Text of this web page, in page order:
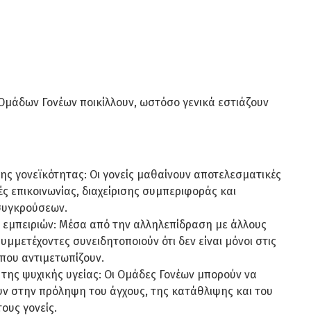
Γονέων ποικίλλουν, ωστόσο γενικά εστιάζουν
γονεϊκότητας: Οι γονείς μαθαίνουν αποτελεσματικές
επικοινωνίας, διαχείρισης συμπεριφοράς και
Μέσα από την αλληλεπίδραση με άλλους
συνειδητοποιούν ότι δεν είναι μόνοι στις
αντιμετωπίζουν.
ψυχικής υγείας: Οι Ομάδες Γονέων μπορούν να
στην πρόληψη του άγχους, της κατάθλιψης και του
γονείς.